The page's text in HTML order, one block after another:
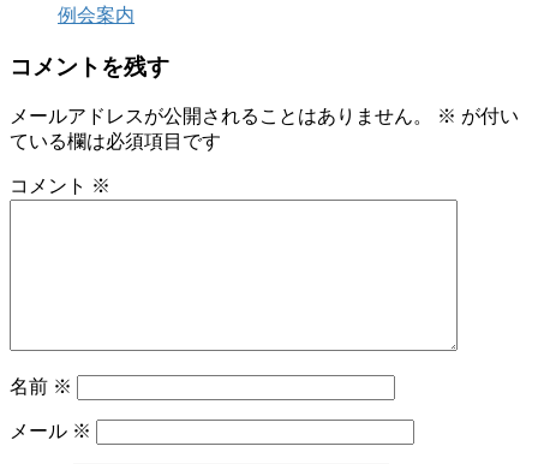
例会案内
コメントを残す
メールアドレスが公開されることはありません。 ※ が付い
ている欄は必須項目です
コメント ※
名前 ※
メール ※